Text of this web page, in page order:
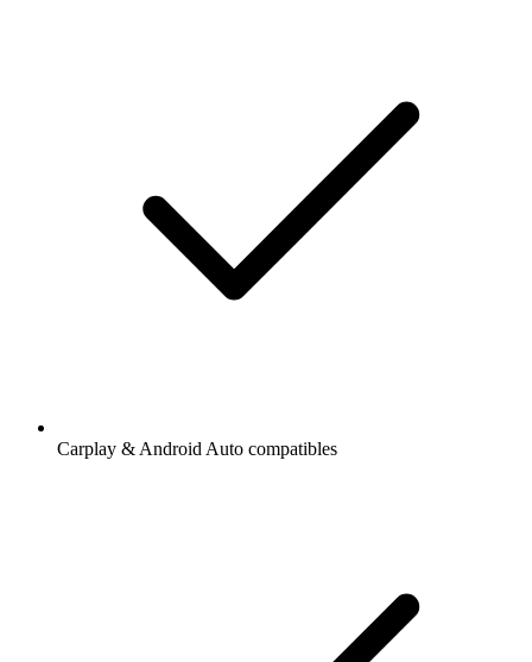
Carplay & Android Auto compatibles